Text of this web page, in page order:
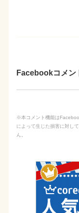
Facebookコメン
※本コメント機能は
によって生じた損害に対し
ん。